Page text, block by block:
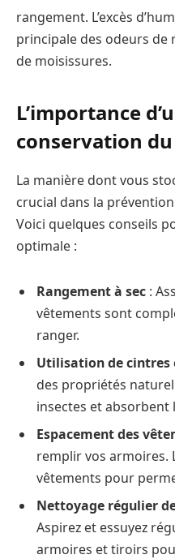
rangement. L’excès
principale des odeurs
de moisissures.
L’importance
conservation
La manière dont vous
crucial dans la
Voici quelques conseils
optimale :
Rangement à sec :
vêtements sont
ranger.
Utilisation de cintres
des propriétés
insectes et absorbent
Espacement des
remplir vos armoires.
vêtements pour
Nettoyage régulier
Aspirez et essuyez
armoires et tiroirs